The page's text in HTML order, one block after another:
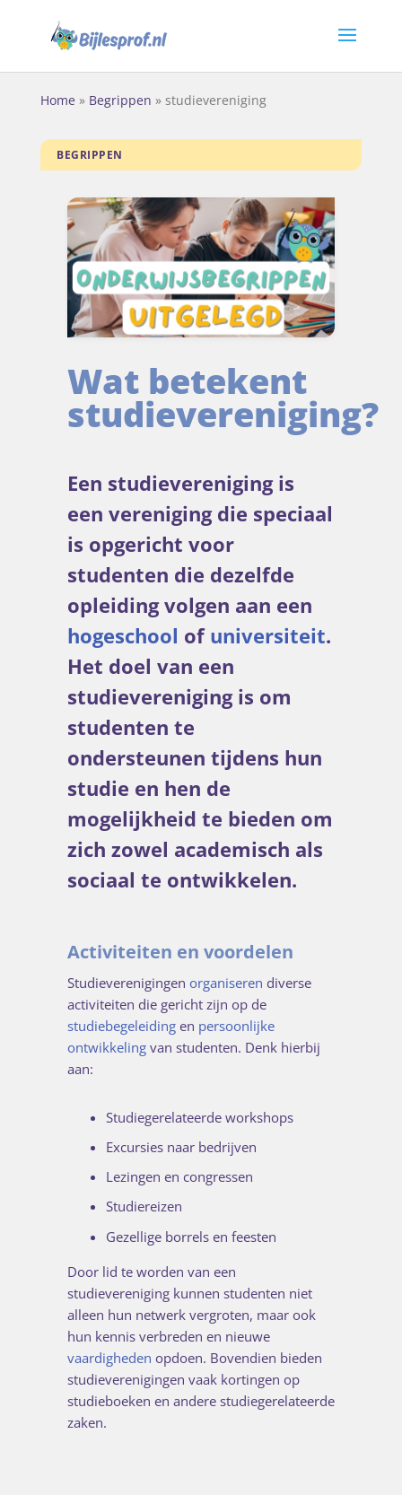
Home » Begrippen » studievereniging
BEGRIPPEN
Wat betekent
studievereniging?
Een studievereniging is
een vereniging die speciaal
is opgericht voor
studenten die dezelfde
opleiding volgen aan een
hogeschool of universiteit.
Het doel van een
studievereniging is om
studenten te
ondersteunen tijdens hun
studie en hen de
mogelijkheid te bieden om
zich zowel academisch als
sociaal te ontwikkelen.
Activiteiten en voordelen
Studieverenigingen organiseren diverse
activiteiten die gericht zijn op de
studiebegeleiding en persoonlijke
ontwikkeling van studenten. Denk hierbij
aan:
Studiegerelateerde workshops
Excursies naar bedrijven
Lezingen en congressen
Studiereizen
Gezellige borrels en feesten
Door lid te worden van een
studievereniging kunnen studenten niet
alleen hun netwerk vergroten, maar ook
hun kennis verbreden en nieuwe
vaardigheden opdoen. Bovendien bieden
studieverenigingen vaak kortingen op
studieboeken en andere studiegerelateerde
zaken.